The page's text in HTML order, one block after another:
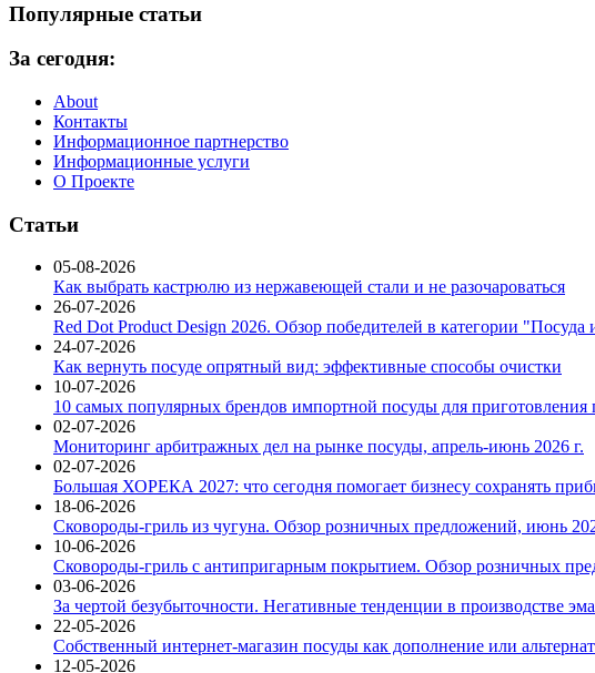
Популярные статьи
За сегодня:
About
Контакты
Информационное партнерство
Информационные услуги
О Проекте
Статьи
05-08-2026
Как выбрать кастрюлю из нержавеющей стали и не разочароваться
26-07-2026
Red Dot Product Design 2026. Обзор победителей в категории "Посуда
24-07-2026
Как вернуть посуде опрятный вид: эффективные способы очистки
10-07-2026
10 самых популярных брендов импортной посуды для
02-07-2026
Мониторинг арбитражных дел на рынке посуды, апрель-июнь 2026 г.
02-07-2026
Большая ХОРЕКА 2027: что сегодня помогает бизнесу сохранять
18-06-2026
Сковороды-гриль из чугуна. Обзор розничных предложений, июнь
10-06-2026
Сковороды-гриль с антипригарным покрытием. Обзор розничных
03-06-2026
За чертой безубыточности. Негативные тенденции в производстве
22-05-2026
Собственный интернет-магазин посуды как дополнение или
12-05-2026